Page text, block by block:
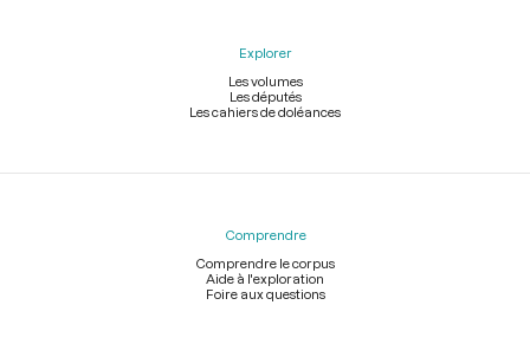
Explorer
Les volumes
Les députés
Les cahiers de doléances
Comprendre
Comprendre le corpus
Aide à l'exploration
Foire aux questions